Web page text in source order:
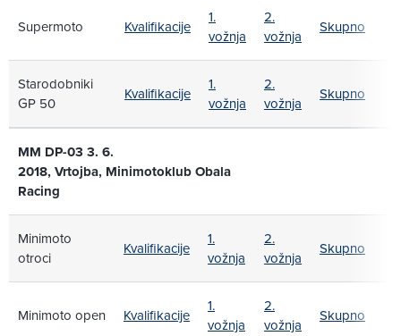
Supermoto Kvalifikacije
1.
vožnja
2.
vožnja
Skupno
Starodobniki
GP 50
Kvalifikacije
1.
vožnja
2.
vožnja
Skupno
MM DP-03 3. 6.
2018, Vrtojba, Minimotoklub Obala
Racing
Minimoto
otroci
Kvalifikacije
1.
vožnja
2.
vožnja
Skupno
Minimoto open Kvalifikacije
1.
vožnja
2.
vožnja
Skupno